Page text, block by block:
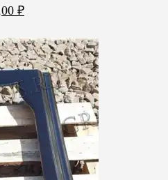
₽.
₽Текущая
цена: